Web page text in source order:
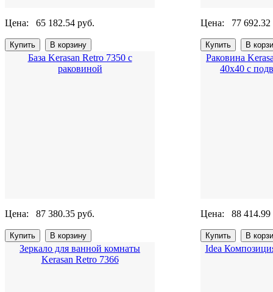
Цена: 65 182.54 руб. Цена: 77 692.32
База Kerasan Retro 7350 с
раковиной
Цена: 87 380.35 руб.
Раковина
40x40 с
Цена: 88 414.99
Зеркало для ванной комнаты
Kerasan Retro 7366
Idea